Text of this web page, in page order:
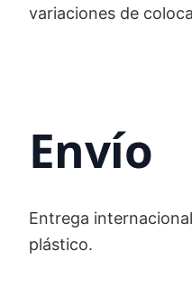
variaciones de
Envío
Entrega
plástico.